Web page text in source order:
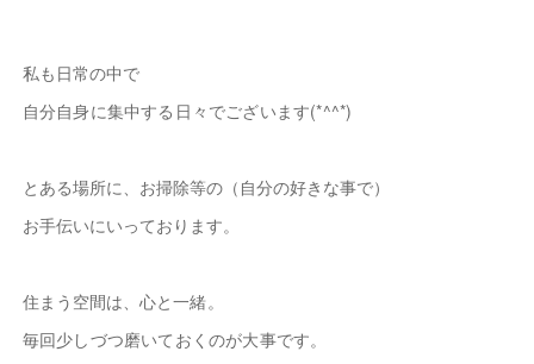
私も日常の中で
自分自身に集中する日々でございます(*^^*)
とある場所に、お掃除等の（自分の好きな事で）
お手伝いにいっております。
住まう空間は、 心と一緒。
毎回少しづつ磨いておくのが大事です。